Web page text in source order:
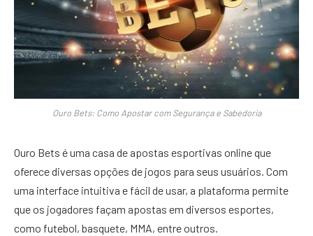
Ouro Bets: Como Apostar com Segurança e Sabedoria
Ouro Bets é uma casa de apostas esportivas online que
oferece diversas opções de jogos para seus usuários. Com
uma interface intuitiva e fácil de usar, a plataforma permite
que os jogadores façam apostas em diversos esportes,
como futebol, basquete, MMA, entre outros.